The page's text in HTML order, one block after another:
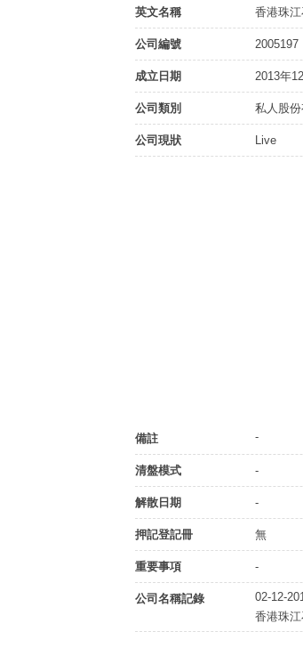
英文名稱 香港珠
公司編號 2005197
成立日期 2013年
公司類別 私人股份
公司現狀 Live
備註 -
清盤模式 -
解散日期 -
押記登記冊 無
重要事項 -
公司名稱記錄
02-12-
香港珠